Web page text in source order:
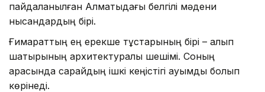
пайдаланылған Алматыдағы белгілі мәдени
нысандардың бірі.
Ғимараттың ең ерекше тұстарының бірі – алып
шатырының архитектуралық шешімі. Соның
арқасында сарайдың ішкі кеңістігі ауқымды болып
көрінеді.